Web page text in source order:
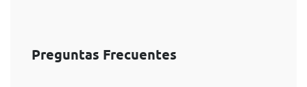
Preguntas Frecuentes